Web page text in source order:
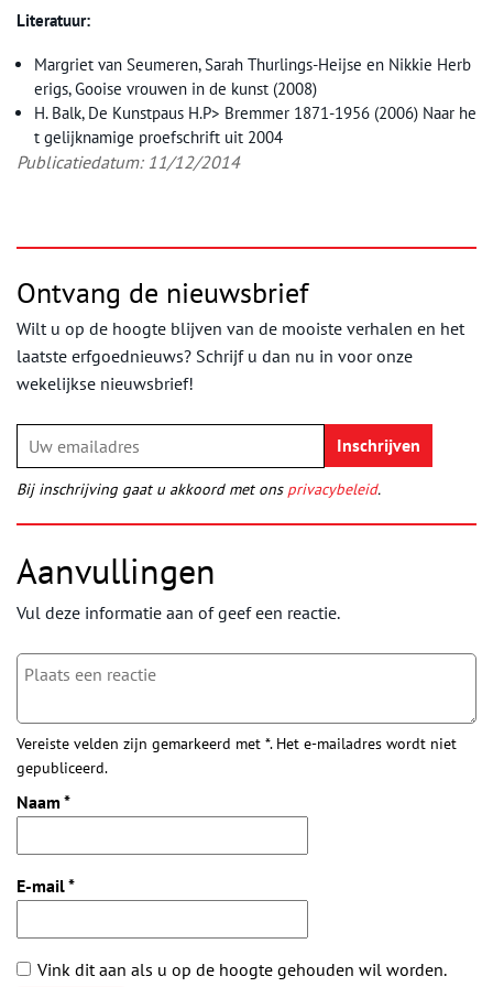
Literatuur:
Margriet van Seumeren, Sarah Thurlings-Heijse en Nikkie Herb
erigs, Gooise vrouwen in de kunst (2008)
H. Balk, De Kunstpaus H.P> Bremmer 1871-1956 (2006) Naar he
t gelijknamige proefschrift uit 2004
Publicatiedatum: 11/12/2014
Ontvang de nieuwsbrief
Wilt u op de hoogte blijven van de mooiste verhalen en het
laatste erfgoednieuws? Schrijf u dan nu in voor onze
wekelijkse nieuwsbrief!
Bij inschrijving gaat u akkoord met ons privacybeleid.
Aanvullingen
Vul deze informatie aan of geef een reactie.
Vereiste velden zijn gemarkeerd met *. Het e-mailadres wordt niet
gepubliceerd.
Naam *
E-mail*
Vink dit aan als u op de hoogte gehouden wil worden.